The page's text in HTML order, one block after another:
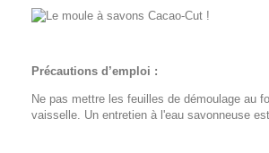
Précautions d’emploi :
Ne pas mettre les feuilles de démoulage au
vaisselle. Un entretien à l'eau savonneuse